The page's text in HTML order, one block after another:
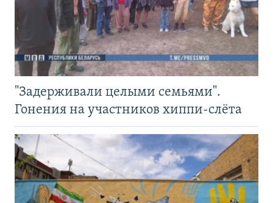
"Задерживали целыми семьями".
Гонения на участников хиппи-слёта